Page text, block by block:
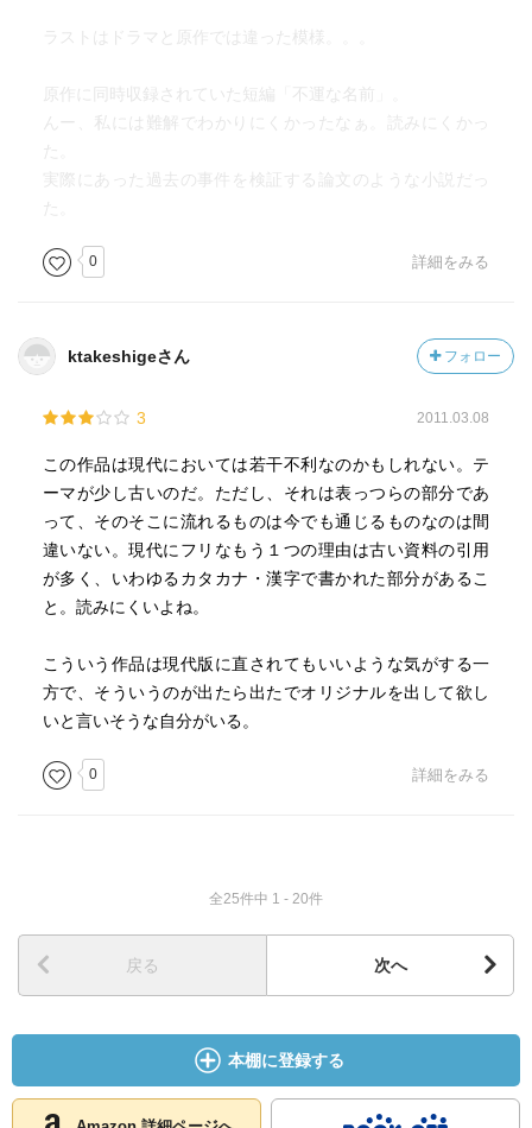
ラストはドラマと原作では違った模様。。。
原作に同時収録されていた短編「不運な名前」。
んー、私には難解でわかりにくかったなぁ。読みにくかっ
た。
実際にあった過去の事件を検証する論文のような小説だっ
た。
0 詳細をみる
ktakeshigeさん フォロー
3 2011.03.08
この作品は現代においては若干不利なのかもしれない。テ
ーマが少し古いのだ。ただし、それは表っつらの部分であ
って、そのそこに流れるものは今でも通じるものなのは間
違いない。現代にフリなもう１つの理由は古い資料の引用
が多く、いわゆるカタカナ・漢字で書かれた部分があるこ
と。読みにくいよね。
こういう作品は現代版に直されてもいいような気がする一
方で、そういうのが出たら出たでオリジナルを出して欲し
いと言いそうな自分がいる。
0 詳細をみる
全25件中 1 - 20件
戻る 次へ
本棚に登録する